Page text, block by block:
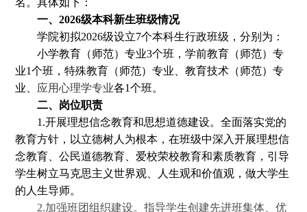
一、2026级本科新生班级情况
学院初拟2026级设立7个本科生行政班级，分别为：
小学教育（师范）专业3个班，学前教育（师范）专
业1个班，特殊教育（师范）专业、教育技术（师范）专
业、 应用心理学专业各1个班。
二、岗位职责
1.开展理想信念教育和思想道德建设。全面落实党的
教育方针，以立德树人为根本，在班级中深入开展理想信
念教育、公民道德教育、爱校荣校教育和素质教育，引导
学生树立马克思主义世界观、人生观和价值观，做大学生
的人生导师。
2.加强班团组织建设。指导学生创建先进班集体、优